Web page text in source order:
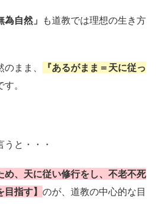
為自然」 も道教では理想の生き方
まま、
『あるがまま＝天に従っ
す。
と・・・
め、天に従い修行をし、不老不死
指す】 のが、道教の中心的な目